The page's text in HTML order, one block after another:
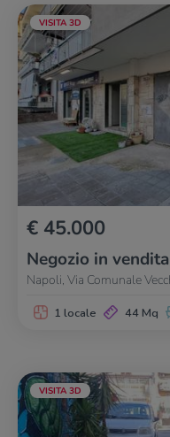
VISITA 3D
€ 45.000
Negozio in vendita
Napoli, Via Comunale
1 locale 44 Mq
VISITA 3D